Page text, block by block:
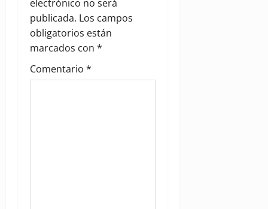
t
i
o
electrónico no será
publicada. Los campos
obligatorios están
marcados con *
Comentario *